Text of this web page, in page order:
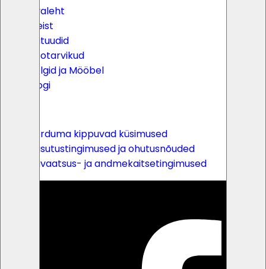
Avaleht
Meist
Batuudid
Peotarvikud
Telgid ja Mööbel
Blogi
Korduma kippuvad küsimused
Kasutustingimused ja ohutusnõuded
Privaatsus- ja andmekaitsetingimused